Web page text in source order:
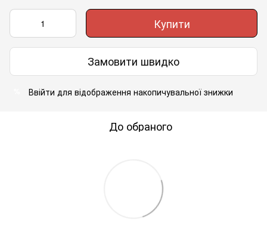
Купити
Замовити швидко
Ввійти для відображення накопичувальної знижки
До обраного